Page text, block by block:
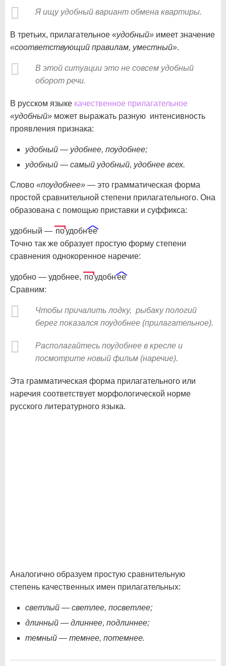
Я ищу удобный вариант обмена квартиры.
В третьих, прилагательное «удобный» имеет значение
«соответствующий правилам, уместный».
В этой ситуации это не совсем удобный
оборот речи.
В русском языке качественное прилагательное
«удобный» может выражать разную интенсивность
проявления признака:
удобный — удобнее, поудобнее;
удобный — самый удобный, удобнее всех.
Слово «поудобнее» — это грамматическая форма
простой сравнительной степени прилагательного. Она
образована с помощью приставки и суффикса:
удобный — поудобнее
Точно так же образует простую форму степени
сравнения однокоренное наречие:
удобно — удобнее, поудобнее
Сравним:
Чтобы причалить лодку, рыбаку пологий
берег показался поудобнее (прилагательное).
Располагайтесь поудобнее в кресле и
посмотрите новый фильм (наречие).
Эта грамматическая форма прилагательного или
наречия соответствует морфологической норме
русского литературного языка.
Аналогично образуем простую сравнительную
степень качественных имен прилагательных:
светлый — светлее, посветлее;
длинный — длиннее, подлиннее;
темный — темнее, потемнее.